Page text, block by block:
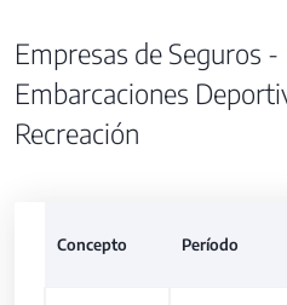
Empresas de Seguros -
Embarcaciones
Recreación
Concepto Período